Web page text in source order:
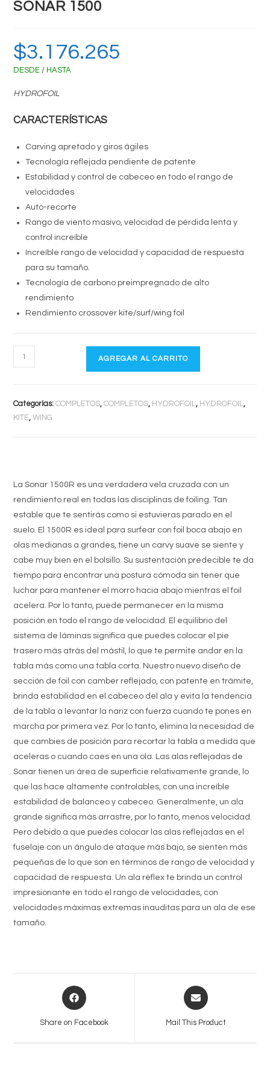
SONAR 1500
$3.176.265
DESDE / HASTA
HYDROFOIL
CARACTERÍSTICAS
Carving apretado y giros ágiles
Tecnología reflejada pendiente de patente
Estabilidad y control de cabeceo en todo el rango de
velocidades
Auto-recorte
Rango de viento masivo, velocidad de pérdida lenta y
control increíble
Increíble rango de velocidad y capacidad de respuesta
para su tamaño.
Tecnología de carbono preimpregnado de alto
rendimiento
Rendimiento crossover kite/surf/wing foil
SONAR
1500
AGREGAR AL CARRITO
Categorías:COMPLETOS,COMPLETOS, HYDROFOIL, HYDROFOIL,
KITE,WING
La Sonar 1500R es una verdadera vela cruzada con un
rendimiento real en todas las disciplinas de foiling. Tan
estable que te sentirás como si estuvieras parado en el
suelo. El 1500R es ideal para surfear con foil boca abajo en
olas medianas a grandes, tiene un carvy suave se siente y
cabe muy bien en el bolsillo. Su sustentación predecible te da
tiempo para encontrar una postura cómoda sin tener que
luchar para mantener el morro hacia abajo mientras el foil
acelera. Por lo tanto, puede permanecer en la misma
posición en todo el rango de velocidad. El equilibrio del
sistema de láminas significa que puedes colocar el pie
trasero más atrás del mástil, lo que te permite andar en la
tabla más como una tabla corta. Nuestro nuevo diseño de
sección de foil con camber reflejado, con patente en trámite,
brinda estabilidad en el cabeceo del ala y evita la tendencia
de la tabla a levantar la nariz con fuerza cuando te pones en
marcha por primera vez. Por lo tanto, elimina la necesidad de
que cambies de posición para recortar la tabla a medida que
aceleras o cuando caes en una ola. Las alas reflejadas de
Sonar tienen un área de superficie relativamente grande, lo
que las hace altamente controlables, con una increíble
estabilidad de balanceo y cabeceo. Generalmente, un ala
grande significa más arrastre, por lo tanto, menos velocidad.
Pero debido a que puedes colocar las alas reflejadas en el
fuselaje con un ángulo de ataque más bajo, se sienten más
pequeñas de lo que son en términos de rango de velocidad y
capacidad de respuesta. Un ala réflex te brinda un control
impresionante en todo el rango de velocidades, con
velocidades máximas extremas inauditas para un ala de ese
tamaño.
Opens
in
Share on Facebook
Opens
in
Mail This Product